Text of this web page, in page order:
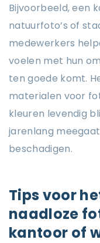
Bijvoorbeeld, een
natuurfoto’s of
medewerkers
voelen met hun
ten goede komt.
materialen voor
kleuren levendig
jarenlang
beschadigen.
Tips voor
naadloze
kantoor of